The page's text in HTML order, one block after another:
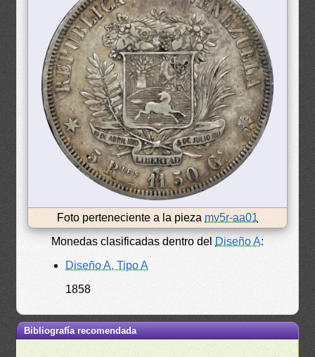
Foto perteneciente a la pieza mv5r-aa01
Monedas clasificadas dentro del Diseño A:
Diseño A, Tipo A
1858
Bibliografía recomendada